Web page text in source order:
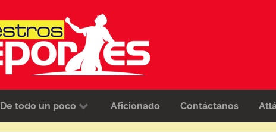
De todo un poco Aficionado Contáctanos